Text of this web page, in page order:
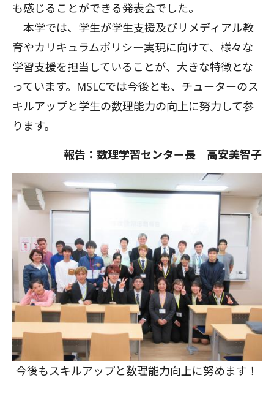
も感じることができる発表会でした。
本学では、学生が学生支援及びリメディアル教
育やカリキュラムポリシー実現に向けて、様々な
学習支援を担当していることが、大きな特徴とな
っています。MSLCでは今後とも、チューターのス
キルアップと学生の数理能力の向上に努力して参
ります。
報告：数理学習センター長 高安美智子
今後もスキルアップと数理能力向上に努めます！